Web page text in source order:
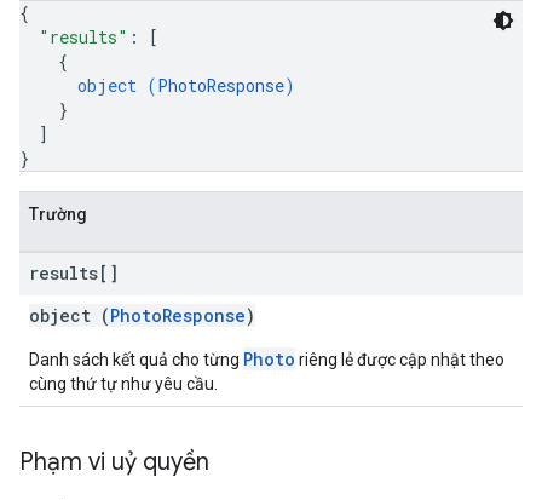
{
"results" :
[
{
object (PhotoResponse)
}
]
}
Trường
results[]
object (PhotoResponse)
Danh sách kết quả cho từng Photo riêng lẻ được cập nhật theo
cùng thứ tự như yêu cầu.
Phạm vi uỷ quyền